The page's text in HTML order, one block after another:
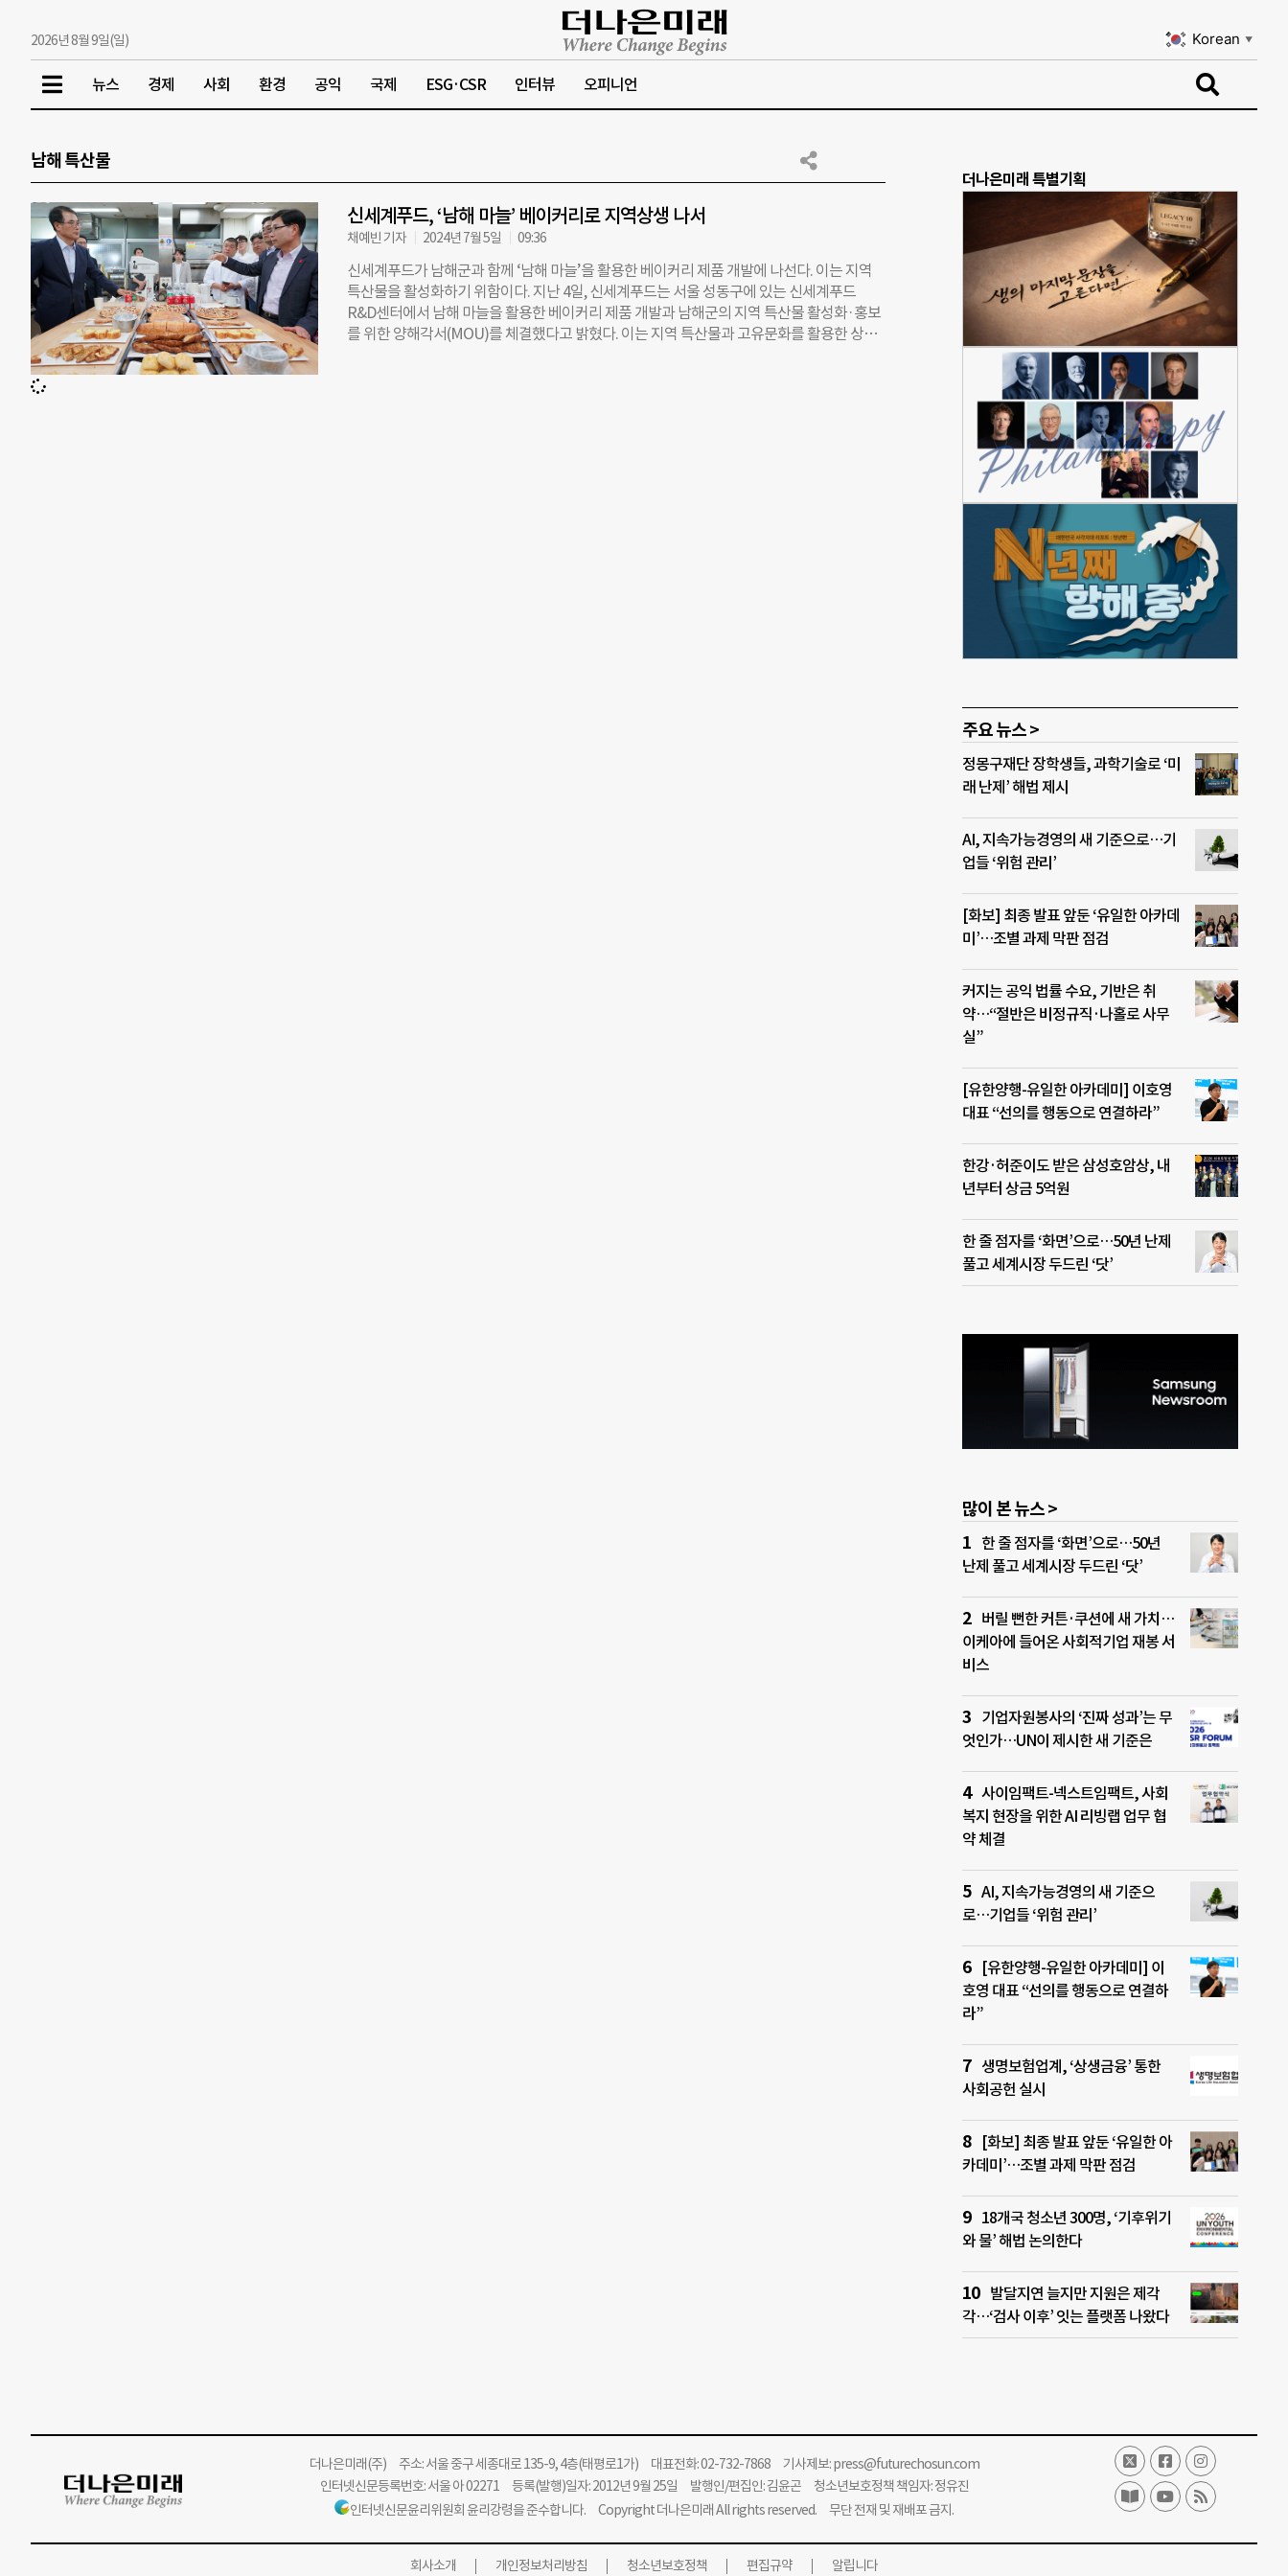
2026년 8월 9일(일) Korean ▼
뉴스 경제 사회 환경 공익 국제 ESG·CSR 인터뷰 오피니언
남해 특산물
신세계푸드, ‘남해 마늘’ 베이커리로 지역상생 나서
채예빈 기자 2024년 7월 5일 09:36
신세계푸드가 남해군과 함께 ‘남해 마늘’을 활용한 베이커리 제품 개발에 나선다. 이는 지역
특산물을 활성화하기 위함이다. 지난 4일, 신세계푸드는 서울 성동구에 있는 신세계푸드
R&D센터에서 남해 마늘을 활용한 베이커리 제품 개발과 남해군의 지역 특산물 활성화·홍보
를 위한 양해각서(MOU)를 체결했다고 밝혔다. 이는 지역 특산물과 고유문화를 활용한 상품
더나은미래 특별기획
주요 뉴스 >
정몽구재단 장학생들, 과학기술로 ‘미
래 난제’ 해법 제시
AI, 지속가능경영의 새 기준으로…기
업들 ‘위험 관리’
[화보] 최종 발표 앞둔 ‘유일한 아카데
미’…조별 과제 막판 점검
커지는 공익 법률 수요, 기반은 취
약…“절반은 비정규직·나홀로 사무
실”
[유한양행-유일한 아카데미] 이호영
대표 “선의를 행동으로 연결하라”
한강·허준이도 받은 삼성호암상, 내
년부터 상금 5억원
한 줄 점자를 ‘화면’으로…50년 난제
풀고 세계시장 두드린 ‘닷’
많이 본 뉴스 >
한 줄 점자를 ‘화면’으로…50년
난제 풀고 세계시장 두드린 ‘닷’
버릴 뻔한 커튼·쿠션에 새 가치…
이케아에 들어온 사회적기업 재봉 서
비스
기업자원봉사의 ‘진짜 성과’는 무
엇인가…UN이 제시한 새 기준은
사이임팩트-넥스트임팩트, 사회
복지 현장을 위한 AI 리빙랩 업무 협
약 체결
AI, 지속가능경영의 새 기준으
로…기업들 ‘위험 관리’
[유한양행-유일한 아카데미] 이
호영 대표 “선의를 행동으로 연결하
라”
생명보험업계, ‘상생금융’ 통한
사회공헌 실시
[화보] 최종 발표 앞둔 ‘유일한 아
카데미’…조별 과제 막판 점검
18개국 청소년 300명, ‘기후위기
와 물’ 해법 논의한다
발달지연 늘지만 지원은 제각
각…‘검사 이후’ 잇는 플랫폼 나왔다
더나은미래(주)주소: 서울 중구 세종대로 135-9, 4층(태평로1가) 대표전화: 02-732-7868 기사제보:press@futurechosun.com
인터넷신문등록번호: 서울 아 02271 등록(발행)일자: 2012년 9월 25일 발행인/편집인: 김윤곤 청소년보호정책 책임자: 정유진
인터넷신문윤리위원회 윤리강령을 준수합니다. Copyright 더나은미래 All rights reserved. 무단 전재 및 재배포 금지.
회사소개 개인정보처리방침 청소년보호정책 편집규약 알립니다